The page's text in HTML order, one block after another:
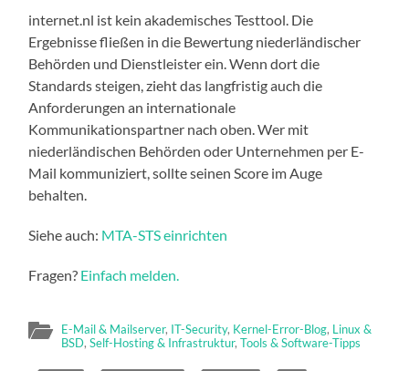
internet.nl ist kein akademisches Testtool. Die
Ergebnisse fließen in die Bewertung niederländischer
Behörden und Dienstleister ein. Wenn dort die
Standards steigen, zieht das langfristig auch die
Anforderungen an internationale
Kommunikationspartner nach oben. Wer mit
niederländischen Behörden oder Unternehmen per E-
Mail kommuniziert, sollte seinen Score im Auge
behalten.
Siehe auch: MTA-STS einrichten
Fragen? Einfach melden.
E-Mail & Mailserver, IT-Security, Kernel-Error-Blog, Linux &
BSD,Self-Hosting & Infrastruktur,Tools & Software-Tipps